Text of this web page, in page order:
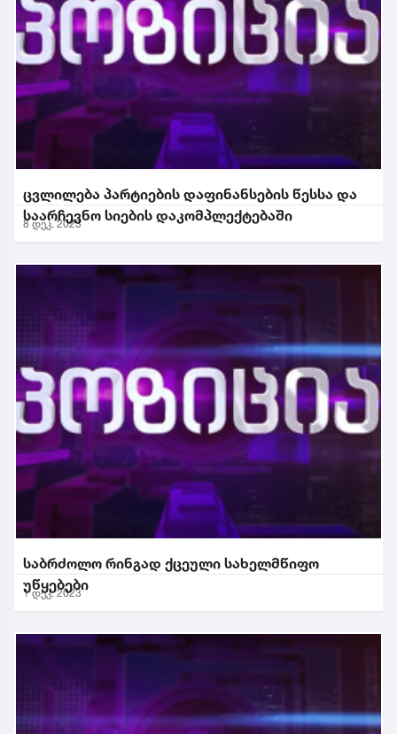
ცვლილება პარტიების დაფინანსების წესსა და
საარჩევნო სიების დაკომპლექტებაში
8 დეკ. 2023
საბრძოლო რინგად ქცეული სახელმწიფო
უწყებები
1 დეკ. 2023